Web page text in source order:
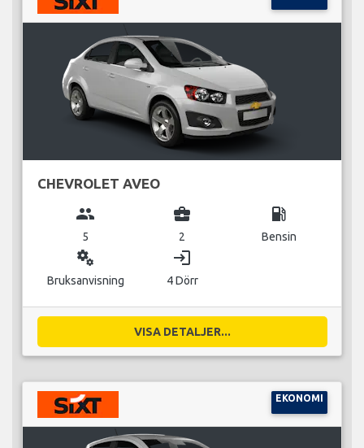
CHEVROLET AVEO
group
5
business_center
2
local_gas_station
Bensin
miscellaneous_services
Bruksanvisning
login
4 Dörr
VISA DETALJER...
EKONOMI